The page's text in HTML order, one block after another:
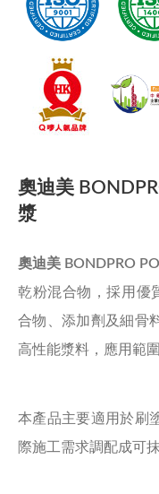
奧迪美
漿
奧迪美 BONDPRO
乾粉混合物，採用優
合物、添加劑及細骨
高性能漿料，應用範圍
本產品主要適用於刷
際施工需求調配成可